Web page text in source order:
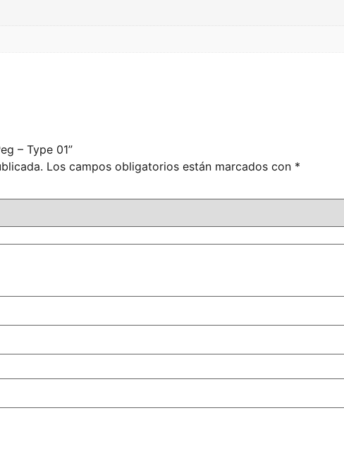
– Type 01”
Los campos obligatorios están marcados con *